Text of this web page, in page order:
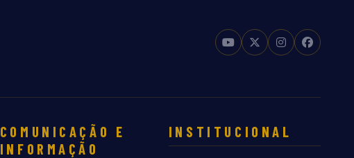
COMUNICAÇÃO E
INFORMAÇÃO
INSTITUCIONAL